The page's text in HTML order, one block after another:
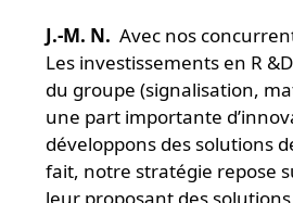
J.-M. N. Avec nos
Les investissements en R
du groupe (signalisation,
une part importante
développons des solutions
fait, notre stratégie repose